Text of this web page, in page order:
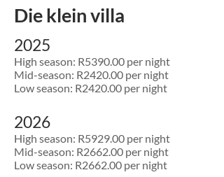
Die klein villa
2025
High season: R5390.00 per night
Mid-season: R2420.00 per night
Low season: R2420.00 per night
2026
High season: R5929.00 per night
Mid-season: R2662.00 per night
Low season: R2662.00 per night